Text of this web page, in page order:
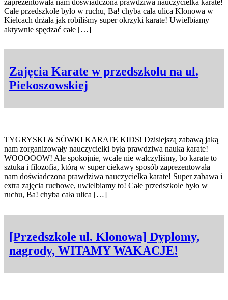
zaprezentowała nam doświadczona prawdziwa nauczycielka karate!
Całe przedszkole było w ruchu, Ba! chyba cała ulica Klonowa w
Kielcach drżała jak robiliśmy super okrzyki karate! Uwielbiamy
aktywnie spędzać całe […]
Zajęcia Karate w przedszkolu na ul.
Piekoszowskiej
TYGRYSKI & SÓWKI KARATE KIDS! Dzisiejszą zabawą jaką
nam zorganizowały nauczycielki była prawdziwa nauka karate!
WOOOOOW! Ale spokojnie, wcale nie walczyliśmy, bo karate to
sztuka i filozofia, którą w super ciekawy sposób zaprezentowała
nam doświadczona prawdziwa nauczycielka karate! Super zabawa i
extra zajęcia ruchowe, uwielbiamy to! Całe przedszkole było w
ruchu, Ba! chyba cała ulica […]
[Przedszkole ul. Klonowa] Dyplomy,
nagrody, WITAMY WAKACJE!